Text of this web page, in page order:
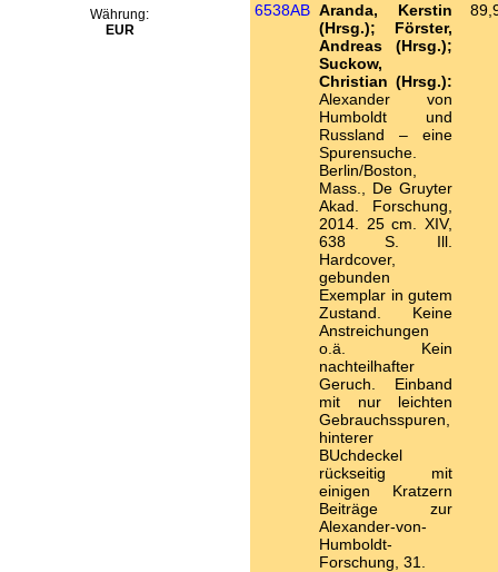
Währung:
EUR
6538AB Aranda, Kerstin
(Hrsg.); Förster,
Andreas (Hrsg.);
Suckow,
Christian (Hrsg.):
Alexander von
Humboldt und
Russland – eine
Spurensuche.
Berlin/Boston,
Mass., De Gruyter
Akad. Forschung,
2014. 25 cm. XIV,
638 S. Ill.
Hardcover,
gebunden
Exemplar in gutem
Zustand. Keine
Anstreichungen
o.ä. Kein
nachteilhafter
Geruch. Einband
mit nur leichten
Gebrauchsspuren,
hinterer
BUchdeckel
rückseitig mit
einigen Kratzern
Beiträge zur
Alexander-von-
Humboldt-
Forschung, 31.